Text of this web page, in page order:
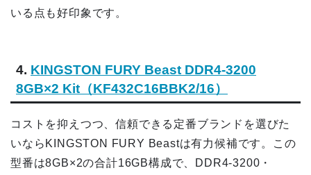
いる点も好印象です。
4. KINGSTON FURY Beast DDR4-3200
8GB×2 Kit（KF432C16BBK2/16）
コストを抑えつつ、信頼できる定番ブランドを選びた
いならKINGSTON FURY Beastは有力候補です。この
型番は8GB×2の合計16GB構成で、DDR4-3200・